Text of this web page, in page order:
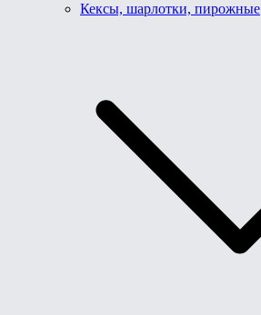
Кексы, шарлотки, пирожные